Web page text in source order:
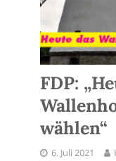
FDP:
wählen“
6. Juli 2021